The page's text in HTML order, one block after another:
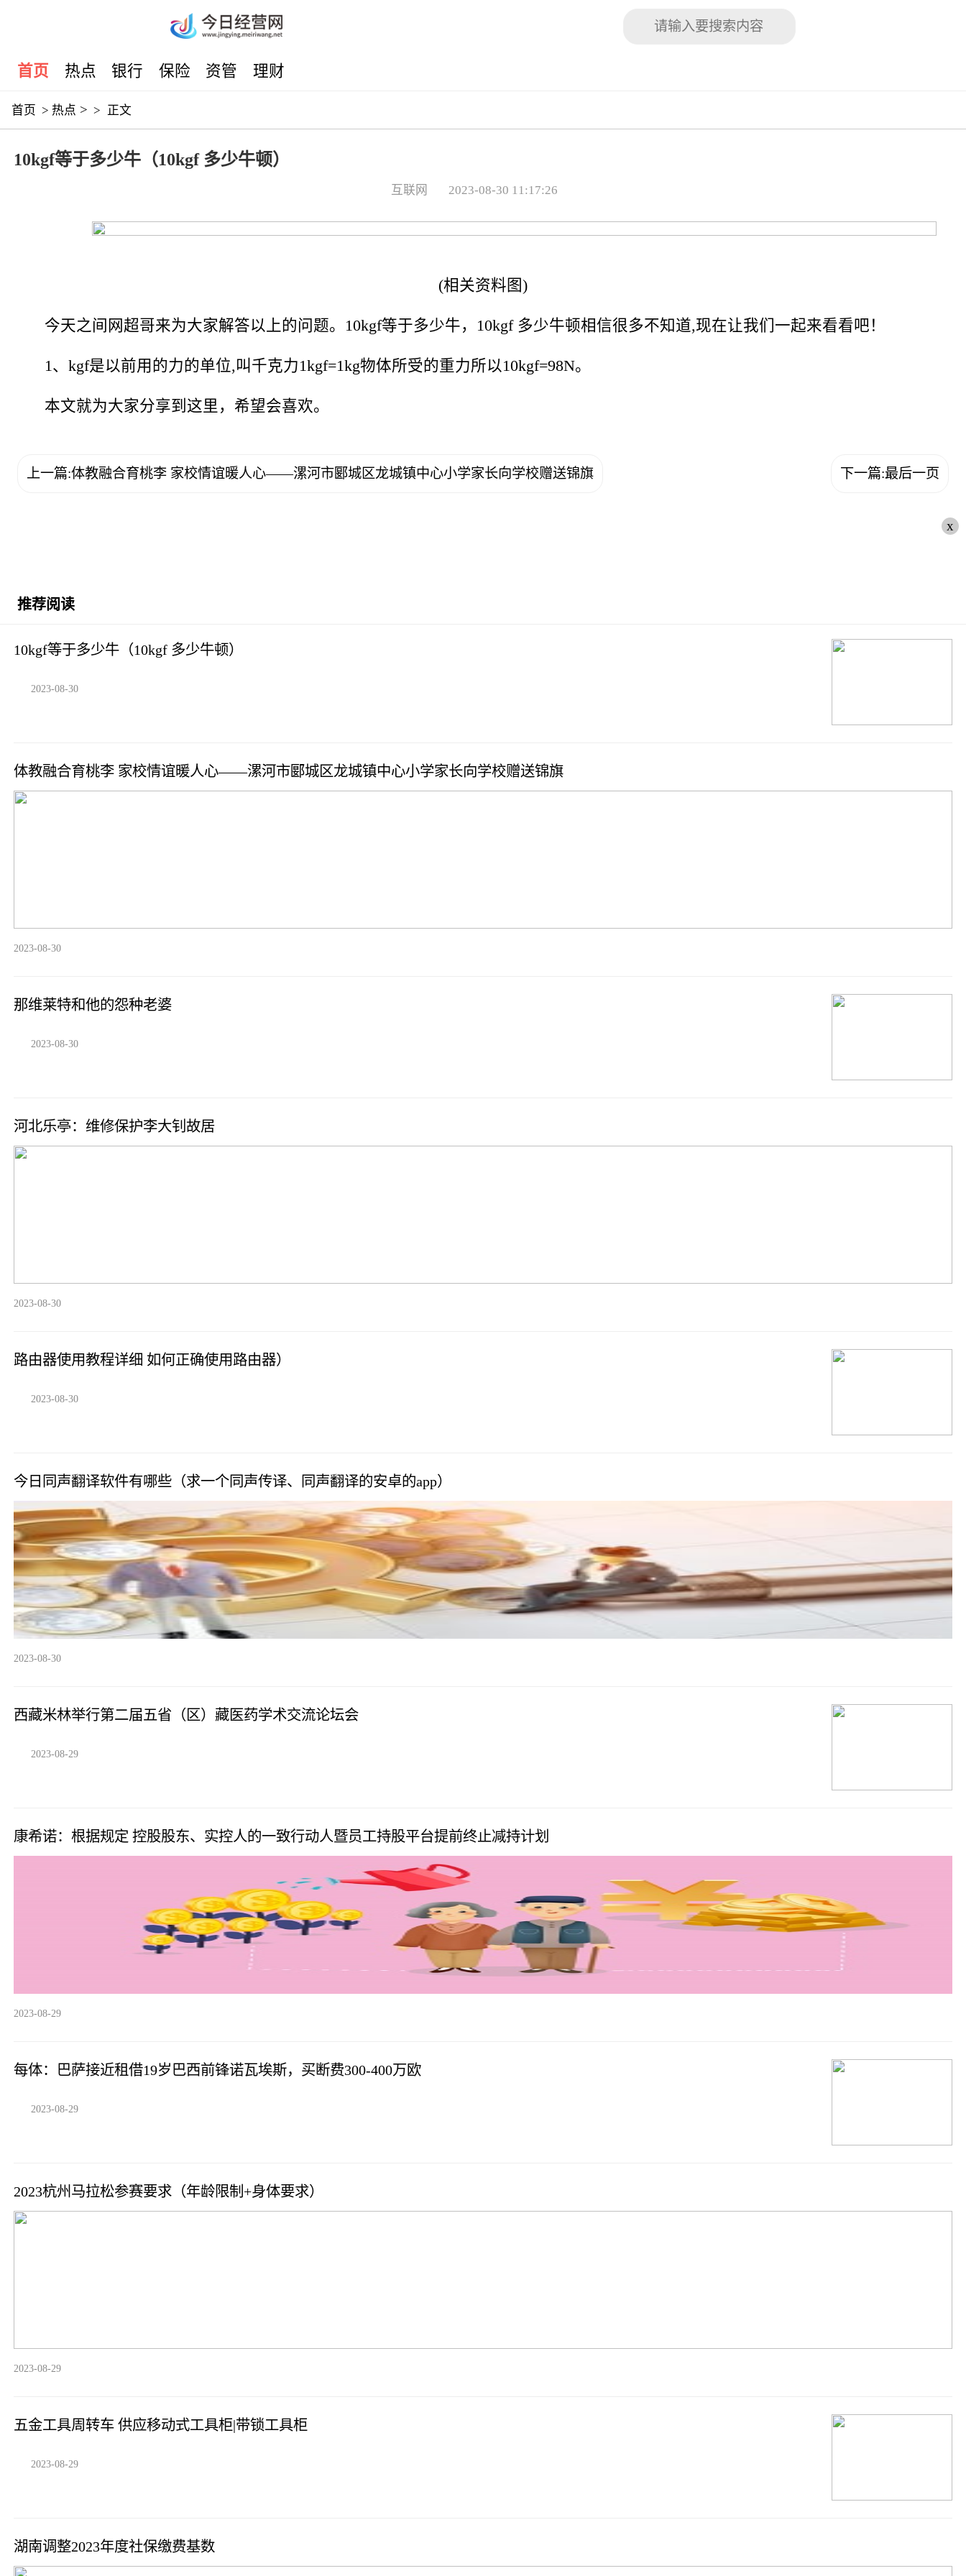
首页 热点 银行 保险 资管 理财
首页 > 热点 > > 正文
10kgf等于多少牛（10kgf 多少牛顿）
互联网 2023-08-30 11:17:26
(相关资料图)
今天之间网超哥来为大家解答以上的问题。10kgf等于多少牛，10kgf 多少牛顿相信很多不知道,现在让我们一起来看看吧！
1、kgf是以前用的力的单位,叫千克力1kgf=1kg物体所受的重力所以10kgf=98N。
本文就为大家分享到这里，希望会喜欢。
上一篇:体教融合育桃李 家校情谊暖人心——漯河市郾城区龙城镇中心小学家长向学校赠送锦旗 下一篇:最后一页
x
推荐阅读
10kgf等于多少牛（10kgf 多少牛顿）
2023-08-30
体教融合育桃李 家校情谊暖人心——漯河市郾城区龙城镇中心小学家长向学校赠送锦旗
2023-08-30
那维莱特和他的怨种老婆
2023-08-30
河北乐亭：维修保护李大钊故居
2023-08-30
路由器使用教程详细 如何正确使用路由器）
2023-08-30
今日同声翻译软件有哪些（求一个同声传译、同声翻译的安卓的app）
2023-08-30
西藏米林举行第二届五省（区）藏医药学术交流论坛会
2023-08-29
康希诺：根据规定 控股股东、实控人的一致行动人暨员工持股平台提前终止减持计划
2023-08-29
每体：巴萨接近租借19岁巴西前锋诺瓦埃斯，买断费300-400万欧
2023-08-29
2023杭州马拉松参赛要求（年龄限制+身体要求）
2023-08-29
五金工具周转车 供应移动式工具柜|带锁工具柜
2023-08-29
湖南调整2023年度社保缴费基数